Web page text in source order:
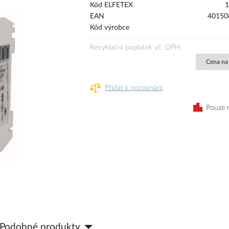
Kód ELFETEX
EAN
Kód výrobce
Recyklační poplatek vč. DPH
Cena
Přidat k porovnání
Pouze